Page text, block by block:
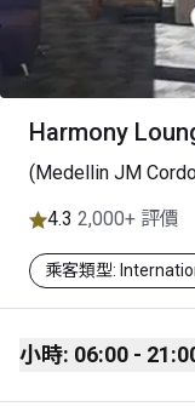
Harmony
(Medellin JM
4.3 2,000+ 評價
乘客類型:
小時: 06:00 -
Monday